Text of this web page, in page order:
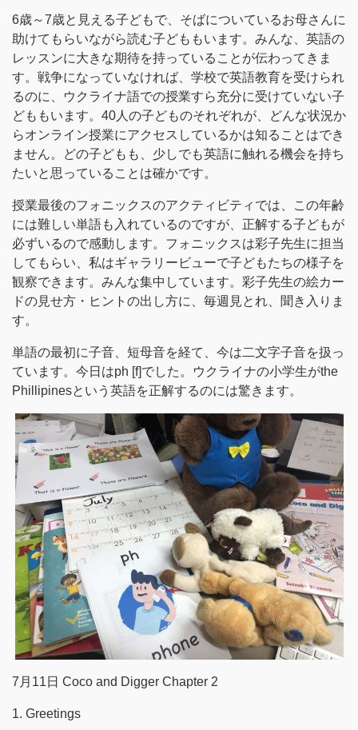
6歳～7歳と見える子どもで、そばについているお母さんに
助けてもらいながら読む子どももいます。みんな、英語の
レッスンに大きな期待を持っていることが伝わってきま
す。戦争になっていなければ、学校で英語教育を受けられ
るのに、ウクライナ語での授業すら充分に受けていない子
どももいます。40人の子どものそれぞれが、どんな状況か
らオンライン授業にアクセスしているかは知ることはでき
ません。どの子どもも、少しでも英語に触れる機会を持ち
たいと思っていることは確かです。
授業最後のフォニックスのアクティビティでは、この年齢
には難しい単語も入れているのですが、正解する子どもが
必ずいるので感動します。フォニックスは彩子先生に担当
してもらい、私はギャラリービューで子どもたちの様子を
観察できます。みんな集中しています。彩子先生の絵カー
ドの見せ方・ヒントの出し方に、毎週見とれ、聞き入りま
す。
単語の最初に子音、短母音を経て、今は二文字子音を扱っ
ています。今日はph [f]でした。ウクライナの小学生がthe
Phillipinesという英語を正解するのには驚きます。
7月11日 Coco and Digger Chapter 2
1. Greetings